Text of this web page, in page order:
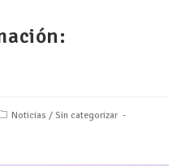
Noticias / Sin categorizar